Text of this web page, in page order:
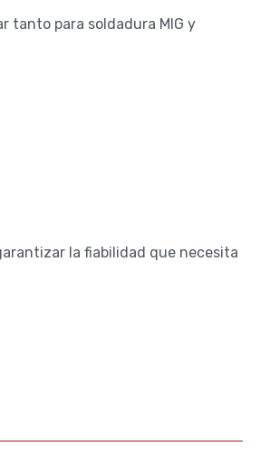
tanto para soldadura MIG y
la fiabilidad que necesita